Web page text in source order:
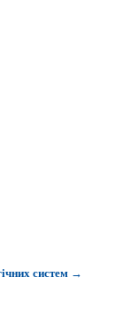
систем →